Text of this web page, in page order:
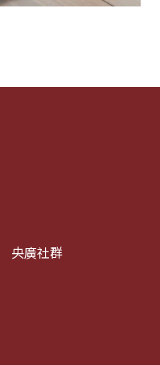
央廣社群